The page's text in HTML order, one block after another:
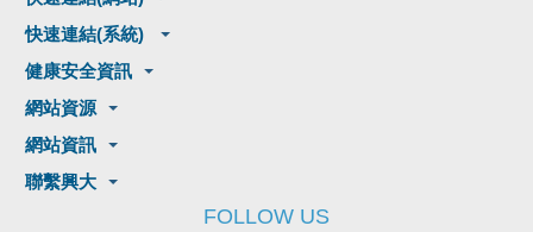
快速連結(系統)
健康安全資訊
網站資源
網站資訊
聯繫興大
FOLLOW US